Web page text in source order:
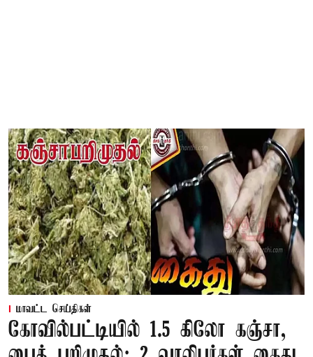
மாவட்ட செய்திகள்
கோவில்பட்டியில் 1.5 கிலோ கஞ்சா,